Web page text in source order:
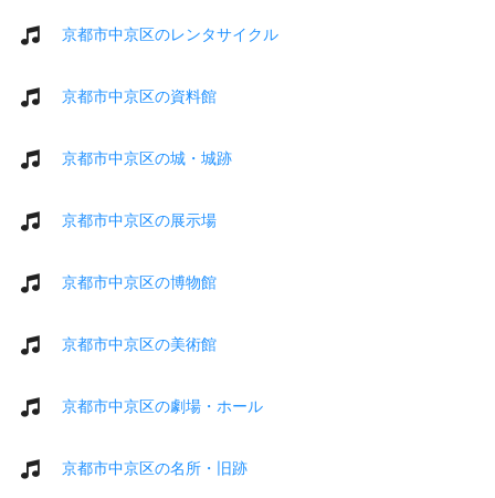
京都市中京区のレンタサイクル
京都市中京区の資料館
京都市中京区の城・城跡
京都市中京区の展示場
京都市中京区の博物館
京都市中京区の美術館
京都市中京区の劇場・ホール
京都市中京区の名所・旧跡